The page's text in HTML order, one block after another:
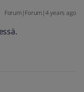
Forum|Forum|4 years ago